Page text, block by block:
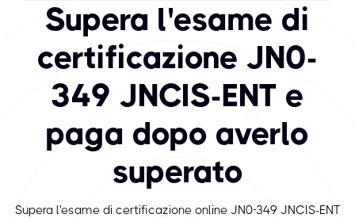
Supera l'esame di
certificazione JN0-
349 JNCIS-ENT e
paga dopo averlo
superato
Supera l'esame di certificazione online JN0-349 JNCIS-ENT